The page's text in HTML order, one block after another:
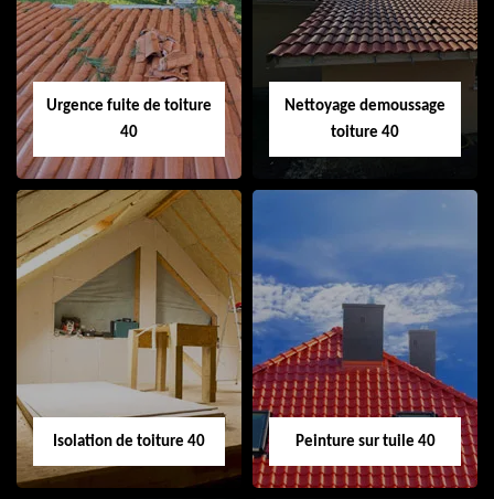
cheminée 40
Urgence fuite de toiture
40
Urgence fuite de
toiture 40
Nettoyage demoussage
toiture 40
Nettoyage
demoussage
toiture 40
Isolation de toiture 40 Peinture sur tuile 40